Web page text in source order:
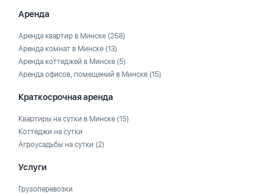
Аренда
Аренда квартир в Минске (258)
Аренда комнат в Минске (13)
Аренда коттеджей в Минске (5)
Аренда офисов, помещений в Минске (15)
Краткосрочная аренда
Квартиры на сутки в Минске (15)
Коттеджи на сутки
Агроусадьбы на сутки (2)
Услуги
Грузоперевозки